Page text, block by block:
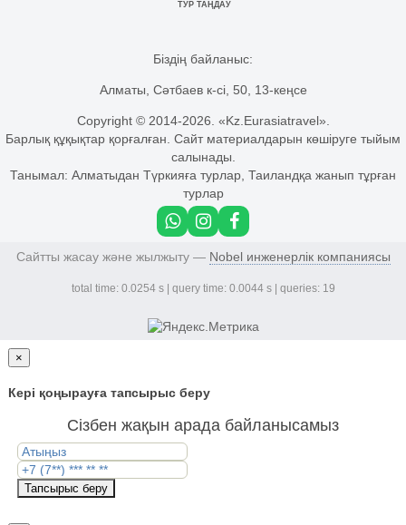
ТУР ТАҢДАУ
Біздің байланыс:
Алматы, Сәтбаев к-сі, 50, 13-кеңсе
Copyright © 2014-2026. «Kz.Eurasiatravel».
Барлық құқықтар қорғалған. Сайт материалдарын көшіруге тыйым
салынады.
Танымал: Алматыдан Түркияға турлар Таиландқа жанып тұрған
турлар
Сайтты жасау және жылжыту — Nobel инженерлік компаниясы
total time: 0.0254 s | query time: 0.0044 s | queries: 19
×
Кері қоңырауға тапсырыс беру
Сізбен жақын арада байланысамыз
Тапсырыс беру